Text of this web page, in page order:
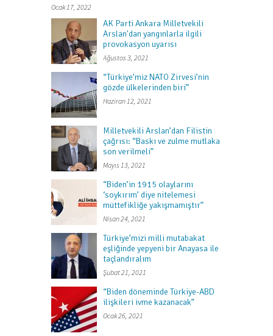
Ocak 17, 2022
AK Parti Ankara Milletvekili
Arslan'dan yangınlarla ilgili
provokasyon uyarısı
Ağustos 3, 2021
“Türkiye’miz NATO Zirvesi’nin
gözde ülkelerinden biri”
Haziran 12, 2021
Milletvekili Arslan’dan Filistin
çağrısı: “Baskı ve zulme mutlaka
son verilmeli”
Mayıs 13, 2021
“Biden’in 1915 olaylarını
‘soykırım’ diye nitelemesi
müttefikliğe yakışmamıştır”
Nisan 24, 2021
Türkiye’mizi milli mutabakat
eşliğinde yepyeni bir Anayasa ile
taçlandıralım
Şubat 21, 2021
“Biden döneminde Türkiye-ABD
ilişkileri ivme kazanacak”
Ocak 26, 2021